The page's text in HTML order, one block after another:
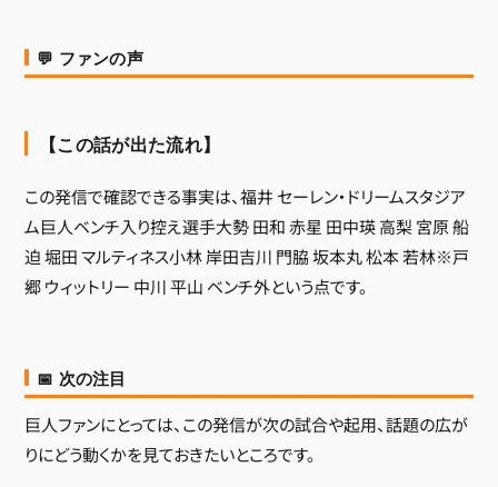
💬 ファンの声
【この話が出た流れ】
この発信で確認できる事実は、福井 セーレン・ドリームスタジア
ム巨人ベンチ入り控え選手大勢 田和 赤星 田中瑛 高梨 宮原 船
迫 堀田 マルティネス小林 岸田吉川 門脇 坂本丸 松本 若林※戸
郷 ウィットリー 中川 平山 ベンチ外という点です。
📅 次の注目
巨人ファンにとっては、この発信が次の試合や起用、話題の広が
りにどう動くかを見ておきたいところです。